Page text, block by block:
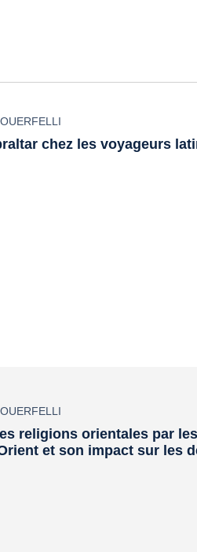
chez les voyageurs
religions orientales par
et son impact sur les